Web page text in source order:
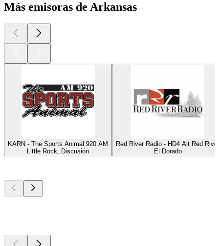
Más emisoras de Arkansas
KARN - The Sports Animal 920 AM
Little Rock, Discusión
Red River Radio - HD4 Alt Red River
El Dorado